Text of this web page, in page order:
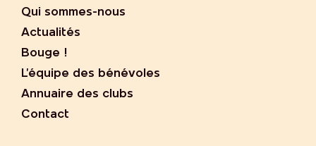
Qui sommes-nous
Actualités
Bouge !
L’équipe des bénévoles
Annuaire des clubs
Contact